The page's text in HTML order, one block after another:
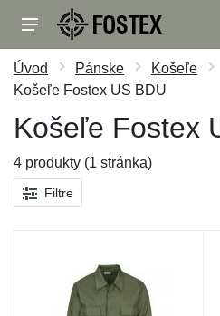
Úvod Pánske
Košeľe
Košeľe Fostex US BDU
Košeľe Fostex
4 produkty (1 stránka)
Filtre